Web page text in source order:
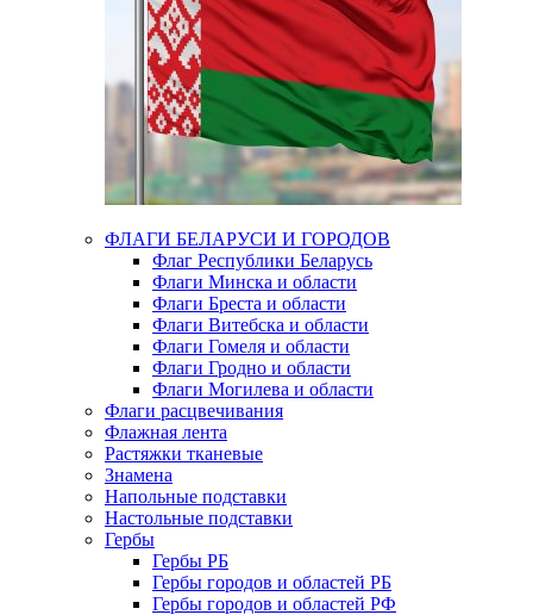
ФЛАГИ БЕЛАРУСИ И ГОРОДОВ
Флаг Республики Беларусь
Флаги Минска и области
Флаги Бреста и области
Флаги Витебска и области
Флаги Гомеля и области
Флаги Гродно и области
Флаги Могилева и области
Флаги расцвечивания
Флажная лента
Растяжки тканевые
Знамена
Напольные подставки
Настольные подставки
Гербы
Гербы РБ
Гербы городов и областей РБ
Гербы городов и областей РФ